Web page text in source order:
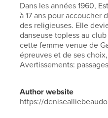
Dans les années 1960,
à 17 ans pour accoucher
des religieuses. Elle
danseuse topless au
cette femme venue de
épreuves et de ses
Avertissements:
Author website
https://